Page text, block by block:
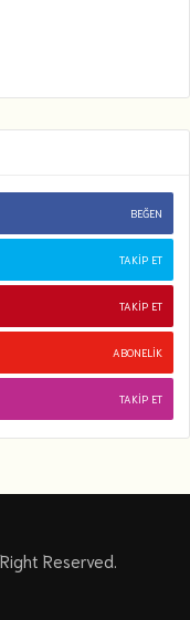
BEĞEN
TAKIP ET
TAKIP ET
ABONELIK
TAKIP ET
Reserved.